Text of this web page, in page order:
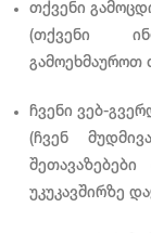
თქვენი
(თქვენი
გამოეხმაუროთ
ჩვენი ვებ-
(ჩვენ
უკუკავშირზე